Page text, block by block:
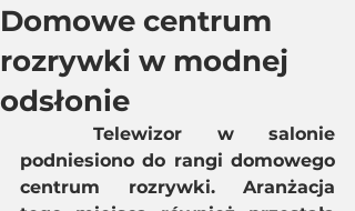
Domowe centrum
rozrywki w modnej
odsłonie
Telewizor w salonie
podniesiono do rangi domowego
centrum rozrywki. Aranżacja